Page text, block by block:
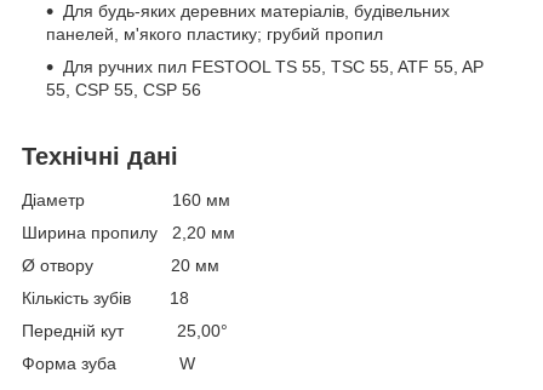
Для будь-яких деревних матеріалів, будівельних
панелей, м'якого пластику; грубий пропил
Для ручних пил FESTOOL TS 55, TSC 55, ATF 55, AP
55, CSP 55, CSP 56
Технічні дані
Діаметр 160 мм
Ширина пропилу 2,20 мм
Ø отвору 20 мм
Кількість зубів 18
Передній кут 25,00°
Форма зуба W